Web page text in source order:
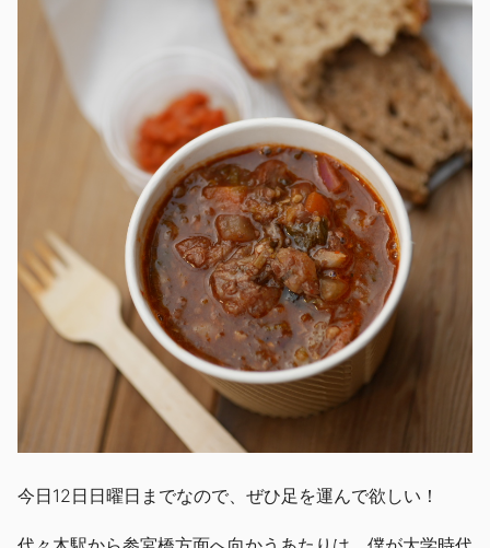
今日12日日曜日までなので、ぜひ足を運んで欲しい！